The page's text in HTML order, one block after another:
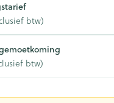
btw)
btw)